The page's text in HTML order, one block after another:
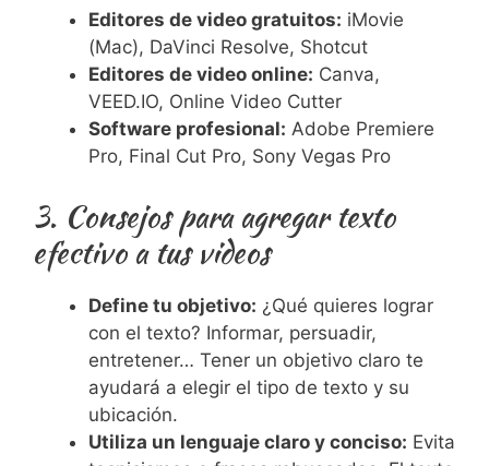
Editores de video gratuitos: iMovie
(Mac), DaVinci Resolve, Shotcut
Editores de video online: Canva,
VEED.IO, Online Video Cutter
Software profesional: Adobe Premiere
Pro, Final Cut Pro, Sony Vegas Pro
3. Consejos para agregar texto
efectivo a tus videos
Define tu objetivo: ¿Qué quieres lograr
con el texto? Informar, persuadir,
entretener… Tener un objetivo claro te
ayudará a elegir el tipo de texto y su
ubicación.
Utiliza un lenguaje claro y conciso: Evita